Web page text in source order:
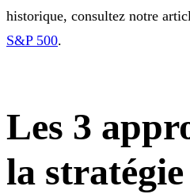
historique, consultez notre
S&P 500.
Les 3
la stratégie